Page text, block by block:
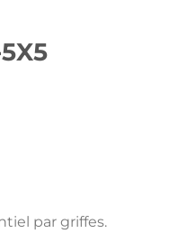
par griffes.